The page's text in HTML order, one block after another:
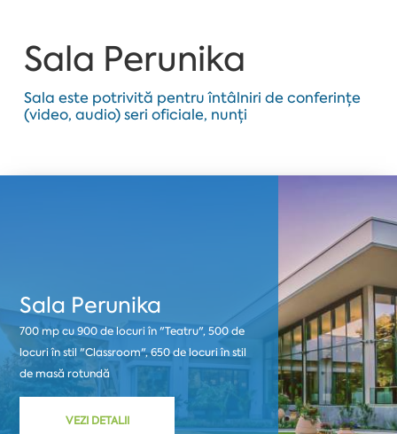
Sala Perunika
Sala este potrivită pentru întâlniri de conferințe
(video, audio) seri oficiale, nunți
Sala Perunika
700 mp cu 900 de locuri în "Teatru", 500 de
locuri în stil "Classroom", 650 de locuri în stil
de masă rotundă
VEZI DETALII